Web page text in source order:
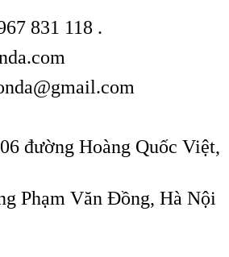
831 118 .
đường Hoàng Quốc Việt,
Phạm Văn Đồng, Hà Nội